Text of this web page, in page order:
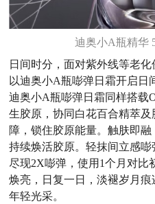
迪奥小A瓶精华
日间时分，面对紫外线等老
以迪奥小A瓶嘭弹日霜开启日
迪奥小A瓶嘭弹日霜同样搭载
生胶原，协同白花百合精萃
障，锁住胶原能量。触肤即融
持续焕活胶原。轻抹间立感
尽现2X嘭弹，使用1个月对比
焕亮，日复一日，淡褪岁月
年轻光采。